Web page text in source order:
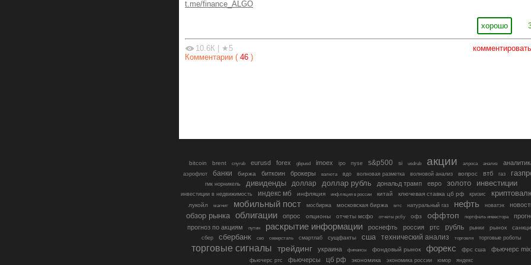
t.me/finance_ALGO
хорошо
комментировать
10.6К | ★5
Комментарии ( 46 )
bitcoin brent cnyrub eurusd forex gbpusd imoex ipo nyse s&p500 si usdrub акции алроса анализ
аэрофлот банки биржа биткоин брокеры валюта вдо волновая разметка волновой анализ вопрос втб газ
гмк норникель дивиденды доллар доллар рубль дональд трамп евро золото инвестиции
инвестиции в недвижимость индекс мб инфляция инфляция в россии китай ключевая ставка цб рф кризис
лукойл магнит мобильный пост мосбиржа московская биржа мтс натуральный газ нефть новатэк
обзор рынка облигации опрос опционы отчеты мсфо отчеты рсбу офз оффтоп портфель инвестора
прогноз по акциям
путин раскрытие информации роснефть россия ртс рубль рынки рынок
сбер сбербанк сво северсталь смартлаб сущфакты сша технический анализ торговля торговые роботы
торговые сигналы трейдинг украина финансы фондовый рынок форекс фрс сша фьючерс mix
фьючерс ртс фьючерсы цб рф экономика экономика россии юмор яндекс